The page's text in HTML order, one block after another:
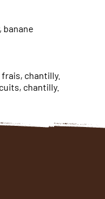
banane
chantilly.